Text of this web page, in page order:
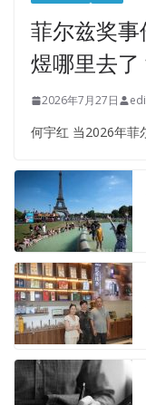
菲尔兹奖事
煜哪里去了
2026年7月27日
何宇红 当2026年菲